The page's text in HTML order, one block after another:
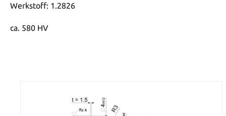
Werkstoff: 1.2826
ca. 580 HV